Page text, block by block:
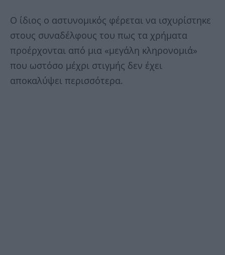
Ο ίδιος ο αστυνομικός φέρεται να ισχυρίστηκε
στους συναδέλφους του πως τα χρήματα
προέρχονται από μια «μεγάλη κληρονομιά»
που ωστόσο μέχρι στιγμής δεν έχει
αποκαλύψει περισσότερα.